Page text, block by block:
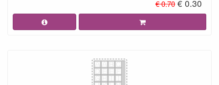
€ 0.70 € 0.30